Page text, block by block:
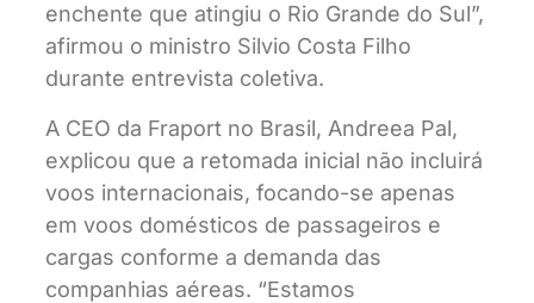
enchente que atingiu o Rio Grande do Sul”,
afirmou o ministro Silvio Costa Filho
durante entrevista coletiva.
A CEO da Fraport no Brasil, Andreea Pal,
explicou que a retomada inicial não incluirá
voos internacionais, focando-se apenas
em voos domésticos de passageiros e
cargas conforme a demanda das
companhias aéreas. “Estamos